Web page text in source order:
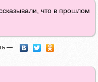
что в прошлом
—